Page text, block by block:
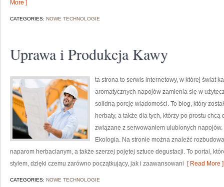
More ]
CATEGORIES: NOWE TECHNOLOGIE
Uprawa i Produkcja Kawy
ta strona to serwis internetowy, w której świat
aromatycznych napojów zamienia się w
solidną porcję wiadomości. To blog, który
herbaty, a także dla tych, którzy po prostu
związane z serwowaniem ulubionych
Ekologia. Na stronie można znaleźć
naparom herbacianym, a także szerzej pojętej sztuce degustacji. To portal,
stylem, dzięki czemu zarówno początkujący, jak i zaawansowani [ Read More ]
CATEGORIES: NOWE TECHNOLOGIE